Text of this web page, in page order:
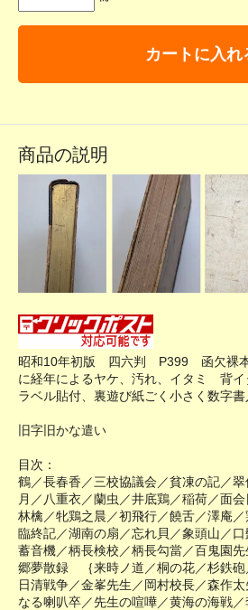
カートに入れ
商品の説明
昭和10年初版 四六判 P399 函欠裸
に経年によるヤケ、汚れ、イタミ 背
ラベル貼付、裏遊び紙ごく小さく数字
旧字旧かな遣い
目次：
鶴／長春香／三校協議会／貧凍の記／
月／八重衣／蘭虫／井底鶏／稲荷／面
林檎／牝鶏之晨／初飛行／饒舌／澤庵
臨終記／湖南の扇／忘れ貝／象頭山／
蓄音機／柄長検校／柄長勾當／百鬼園
郷夢散録 ｛来時ノ道／桐の花／杉鉄砲
日清戦争／金峯先生／岡村校長／森作
なる喇叭卒／先生の喧嘩／黄海の海戦